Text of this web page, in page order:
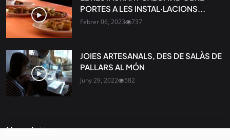
PORTES A LES INSTAL·LACIONS...
Febrer 06, 2023 737
JOIES ARTESANALS, DES DE SALÀS DE
PALLARS AL MÓN
Juny 29, 2022 582
Newsletter